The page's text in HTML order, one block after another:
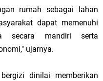
rumah sebagai lahan
dapat memenuhi
secara mandiri serta
ujarnya.
dinilai memberikan